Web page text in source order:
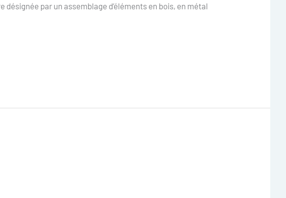
par un assemblage d’éléments en bois, en métal